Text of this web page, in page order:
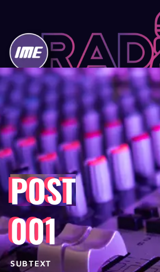
Post 001
POST
001
SUBTEXT